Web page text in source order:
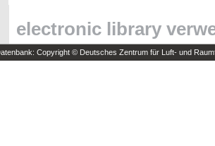
electronic library
Copyright © Deutsches Zentrum für Luft- und